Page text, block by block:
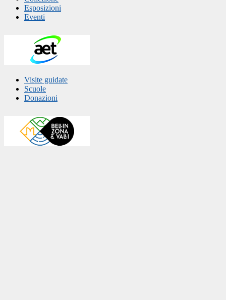
Esposizioni
Eventi
Visite guidate
Scuole
Donazioni